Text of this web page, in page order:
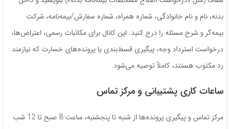
بدنه، نام و نام خانوادگی، شماره همراه، شماره سفارش/بیمه‌نامه، شرکت
بیمه‌گر و شرح مسئله را درج کنید. این کانال برای مکاتبات رسمی، اعتراض‌ها،
درخواست استرداد وجه، پیگیری قسط‌بندی یا پرونده‌های خسارت که نیازمند
رد مکتوب هستند، کاملاً توصیه می‌شود.
ساعات کاری پشتیبانی و مرکز تماس
مرکز تماس و پیگیری پرونده‌ها از شنبه تا پنجشنبه، ساعت 8 صبح تا 12 شب